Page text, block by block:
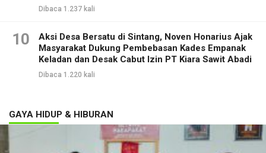
Dibaca 1.237 kali
10
Aksi Desa Bersatu di Sintang, Noven Honarius Ajak
Masyarakat Dukung Pembebasan Kades Empanak
Keladan dan Desak Cabut Izin PT Kiara Sawit Abadi
Dibaca 1.220 kali
GAYA HIDUP & HIBURAN